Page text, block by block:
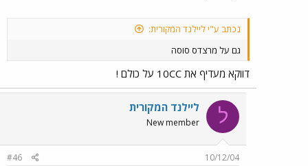
נכתב ע"י ליילנד המקורית:
גם על מרצדס סוסה
דווקא מעדיף את 10CC על כולם !
ל ליילנד המקורית
New member
10/12/04
#46